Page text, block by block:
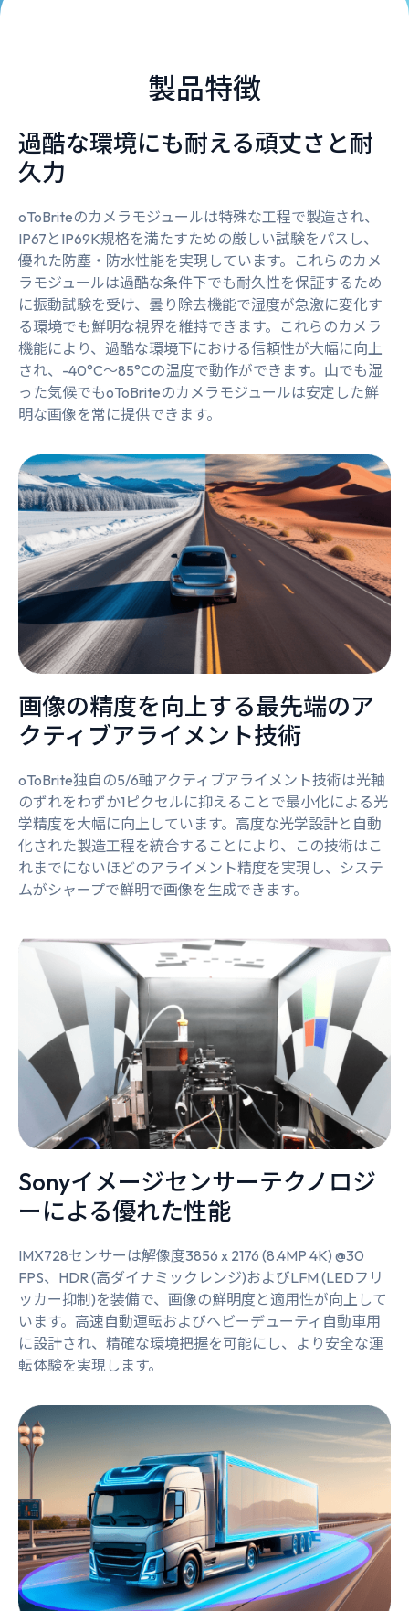
製品特徴
過酷な環境にも耐える頑丈さと耐
久力
oToBriteのカメラモジュールは特殊な工程で製造され、
IP67とIP69K規格を満たすための厳しい試験をパスし、
優れた防塵・防水性能を実現しています。これらのカメ
ラモジュールは過酷な条件下でも耐久性を保証するため
に振動試験を受け、曇り除去機能で湿度が急激に変化す
る環境でも鮮明な視界を維持できます。これらのカメラ
機能により、過酷な環境下における信頼性が大幅に向上
され、-40°C～85°Cの温度で動作ができます。山でも湿
った気候でもoToBriteのカメラモジュールは安定した鮮
明な画像を常に提供できます。
画像の精度を向上する最先端のア
クティブアライメント技術
oToBrite独自の5/6軸アクティブアライメント技術は光軸
のずれをわずか1ピクセルに抑えることで最小化による光
学精度を大幅に向上しています。高度な光学設計と自動
化された製造工程を統合することにより、この技術はこ
れまでにないほどのアライメント精度を実現し、システ
ムがシャープで鮮明で画像を生成できます。
Sonyイメージセンサーテクノロジ
ーによる優れた性能
IMX728センサーは解像度3856 x 2176 (8.4MP 4K) @30
FPS、HDR (高ダイナミックレンジ)およびLFM (LEDフリ
ッカー抑制)を装備で、画像の鮮明度と適用性が向上して
います。高速自動運転およびヘビーデューティ自動車用
に設計され、精確な環境把握を可能にし、より安全な運
転体験を実現します。